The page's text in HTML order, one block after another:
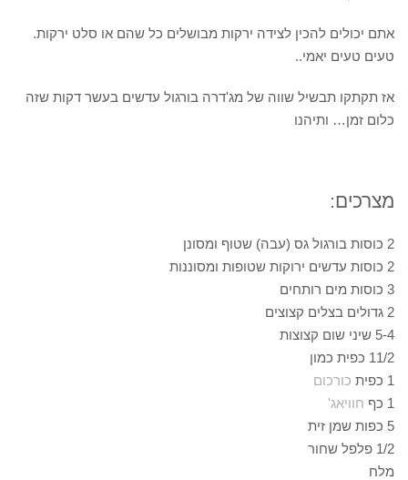
אתם יכולים להכין לצידה ירקות מבושלים כל שהם או סלט ירקות.
טעים טעים יאמי..
אז תקתקו תבשיל שווה של מג'דרה בורגול עדשים בעשר דקות שזה
כלום זמן… ותיהנו
מצרכים:
2 כוסות בורגול גס (עבה) שטוף ומסונן
2 כוסות עדשים ירוקות שטופות ומסוננות
3 כוסות מים רותחים
2 גדולים בצלים קצוצים
5-4 שיני שום קצוצות
11/2 כפית כמון
1 כפית
כורכום
1 כף
חוויאג'
5 כפות שמן זית
1/2 פלפל שחור
מלח